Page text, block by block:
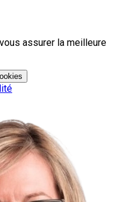
assurer la meilleure